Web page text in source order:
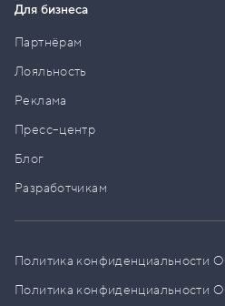
Для бизнеса
Партнёрам
Лояльность
Реклама
Пресс–центр
Блог
Разработчикам
Политика конфиденциальности
Политика конфиденциальности